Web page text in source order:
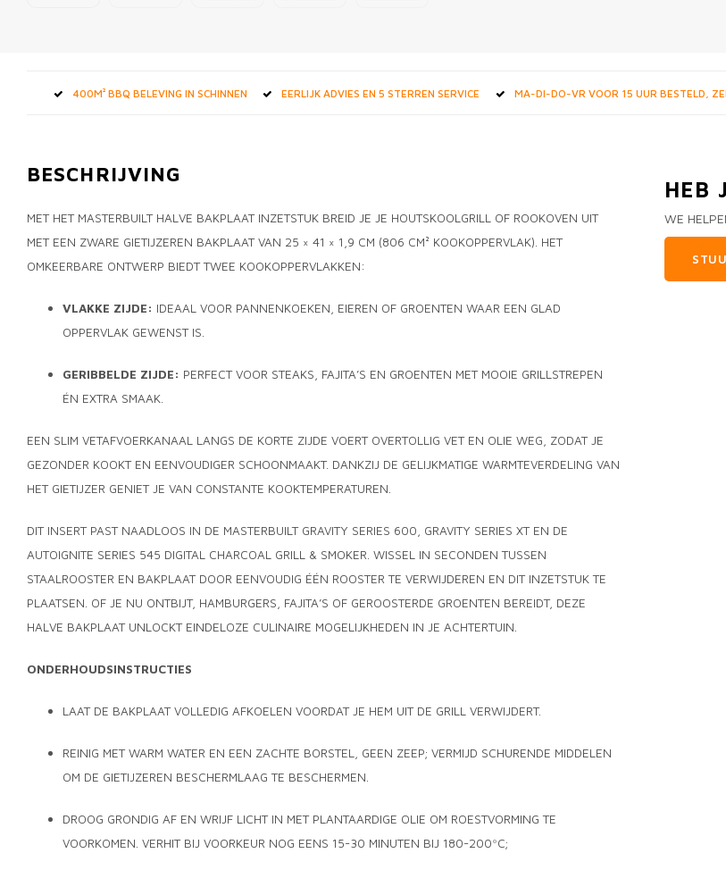
400M² BBQ BELEVING IN SCHINNEN EERLIJK ADVIES EN 5 STERREN SERVICE MA-DI-DO-VR VOOR 15 UUR BESTELD,
BESCHRIJVING
MET HET MASTERBUILT HALVE BAKPLAAT INZETSTUK BREID JE JE HOUTSKOOLGRILL OF ROOKOVEN UIT
MET EEN ZWARE GIETIJZEREN BAKPLAAT VAN 25 × 41 × 1,9 CM (806 CM² KOOKOPPERVLAK). HET
OMKEERBARE ONTWERP BIEDT TWEE KOOKOPPERVLAKKEN:
VLAKKE ZIJDE: IDEAAL VOOR PANNENKOEKEN, EIEREN OF GROENTEN WAAR EEN GLAD
OPPERVLAK GEWENST IS.
GERIBBELDE ZIJDE: PERFECT VOOR STEAKS, FAJITA’S EN GROENTEN MET MOOIE GRILLSTREPEN
ÉN EXTRA SMAAK.
EEN SLIM VETAFVOERKANAAL LANGS DE KORTE ZIJDE VOERT OVERTOLLIG VET EN OLIE WEG, ZODAT JE
GEZONDER KOOKT EN EENVOUDIGER SCHOONMAAKT. DANKZIJ DE GELIJKMATIGE WARMTEVERDELING VAN
HET GIETIJZER GENIET JE VAN CONSTANTE KOOKTEMPERATUREN.
DIT INSERT PAST NAADLOOS IN DE MASTERBUILT GRAVITY SERIES 600, GRAVITY SERIES XT EN DE
AUTOIGNITE SERIES 545 DIGITAL CHARCOAL GRILL & SMOKER. WISSEL IN SECONDEN TUSSEN
STAALROOSTER EN BAKPLAAT DOOR EENVOUDIG ÉÉN ROOSTER TE VERWIJDEREN EN DIT INZETSTUK TE
PLAATSEN. OF JE NU ONTBIJT, HAMBURGERS, FAJITA’S OF GEROOSTERDE GROENTEN BEREIDT, DEZE
HALVE BAKPLAAT UNLOCKT EINDELOZE CULINAIRE MOGELIJKHEDEN IN JE ACHTERTUIN.
ONDERHOUDSINSTRUCTIES
LAAT DE BAKPLAAT VOLLEDIG AFKOELEN VOORDAT JE HEM UIT DE GRILL VERWIJDERT.
REINIG MET WARM WATER EN EEN ZACHTE BORSTEL, GEEN ZEEP; VERMIJD SCHURENDE MIDDELEN
OM DE GIETIJZEREN BESCHERMLAAG TE BESCHERMEN.
DROOG GRONDIG AF EN WRIJF LICHT IN MET PLANTAARDIGE OLIE OM ROESTVORMING TE
VOORKOMEN. VERHIT BIJ VOORKEUR NOG EENS 15-30 MINUTEN BIJ 180-200ºC;
HEB
WE